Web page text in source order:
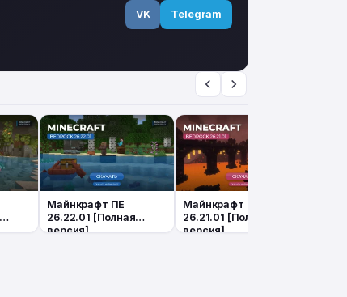
VK Telegram
Майнкрафт ПЕ
26.22.01 [Полная
версия]
Майнкрафт ПЕ
26.21.01 [Полная
версия]